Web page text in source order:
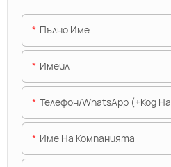
Пълно Име
Имейл
Телефон/WhatsApp (+Код
Име На Компанията